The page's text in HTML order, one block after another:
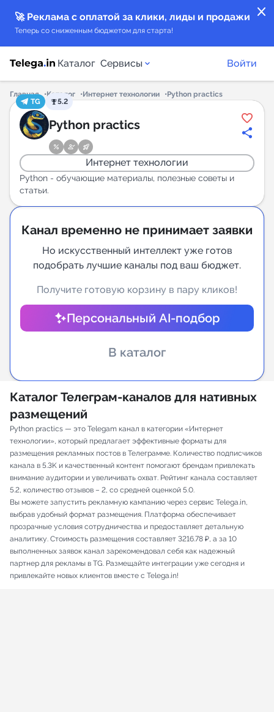
close
🚀 Реклама с оплатой за клики, лиды и продажи
Теперь со сниженным бюджетом для старта!
Каталог Сервисы
Каталог каналов
Каталог ботов
Горящие предложения
Индекс читаемости каналов в Telegram
Аналитика MAX каналов
New
Индивидуальное сопровождение
Аналитика Telegram
Войти
Главная Каталог Интернет технологии
Python practics
TG
5.2
Python practics
Интернет технологии
Python - обучающие материалы, полезные советы и
статьи.
Канал временно не принимает заявки
Но искусственный интеллект уже готов
подобрать лучшие каналы под ваш бюджет.
Получите готовую корзину в пару кликов!
Персональный AI-подбор
В каталог
Каталог Телеграм-каналов для нативных
размещений
Python practics — это Telegam канал в категории «Интернет
технологии», который предлагает эффективные форматы для
размещения рекламных постов в Телеграмме. Количество подписчиков
канала в 5.3K и качественный контент помогают брендам привлекать
внимание аудитории и увеличивать охват. Рейтинг канала составляет
5.2, количество отзывов – 2, со средней оценкой 5.0.
Вы можете запустить рекламную кампанию через сервис Telega.in,
выбрав удобный формат размещения. Платформа обеспечивает
прозрачные условия сотрудничества и предоставляет детальную
аналитику. Стоимость размещения составляет 3216.78 ₽, а за 10
выполненных заявок канал зарекомендовал себя как надежный
партнер для рекламы в TG. Размещайте интеграции уже сегодня и
привлекайте новых клиентов вместе с Telega.in!